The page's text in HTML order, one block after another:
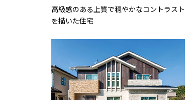
高級感のある上質で穏やかなコントラスト
を描いた住宅